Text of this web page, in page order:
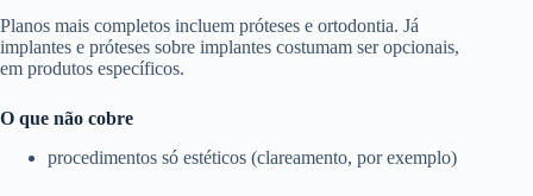
Planos mais completos incluem próteses e ortodontia. Já
implantes e próteses sobre implantes costumam ser opcionais,
em produtos específicos.
O que não cobre
procedimentos só estéticos (clareamento, por exemplo)